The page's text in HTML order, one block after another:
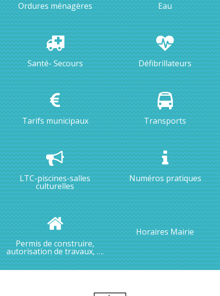
Ordures ménagères Eau
Santé- Secours Défibrillateurs
Tarifs municipaux Transports
LTC-piscines-salles
culturelles
Numéros pratiques
Permis de construire,
autorisation de travaux, ….
Horaires Mairie